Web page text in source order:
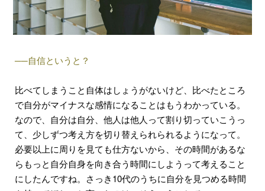
──自信というと？
比べてしまうこと自体はしょうがないけど、比べたところ
で自分がマイナスな感情になることはもうわかっている。
なので、自分は自分、他人は他人って割り切っていこうっ
て、少しずつ考え方を切り替えられられるようになって。
必要以上に周りを見ても仕方ないから、その時間があるな
らもっと自分自身を向き合う時間にしようって考えること
にしたんですね。さっき10代のうちに自分を見つめる時間